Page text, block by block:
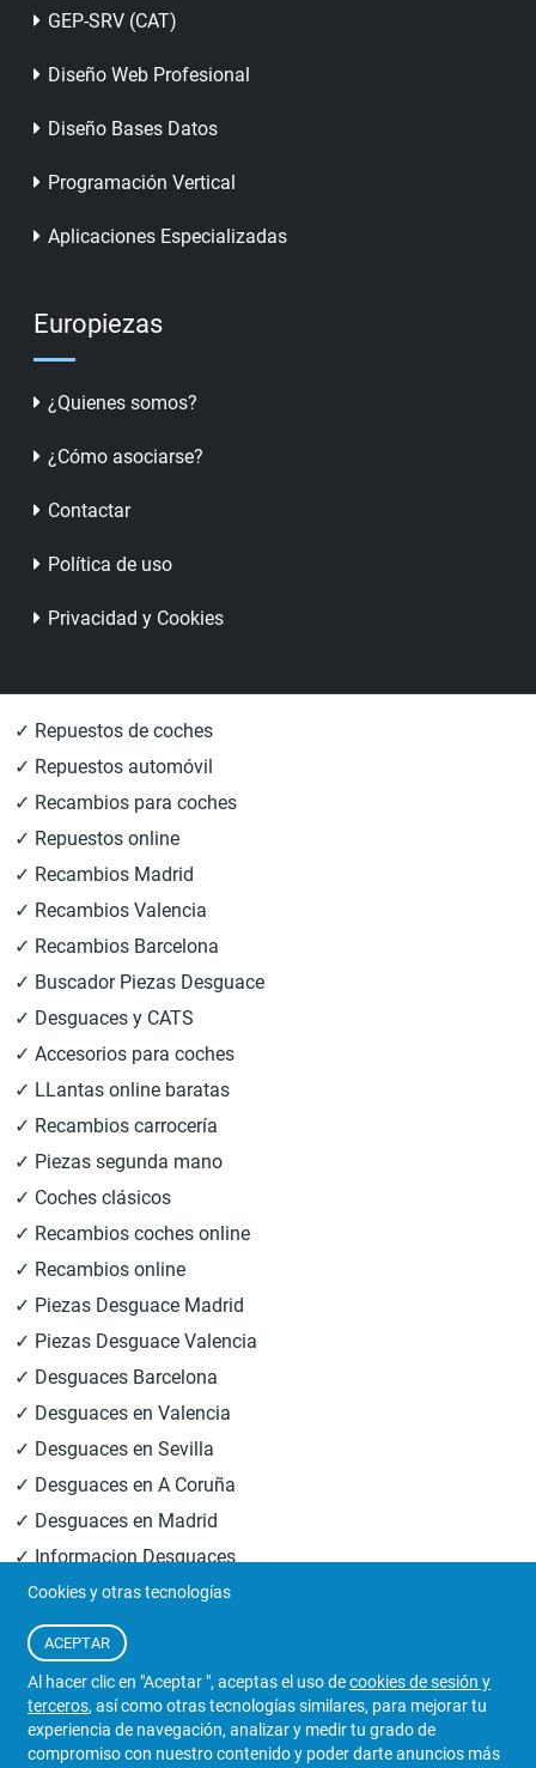
GEP-SRV (CAT)
Diseño Web Profesional
Diseño Bases Datos
Programación Vertical
Aplicaciones Especializadas
Europiezas
¿Quienes somos?
¿Cómo asociarse?
Contactar
Política de uso
Privacidad y Cookies
✓ Repuestos de coches
✓ Repuestos automóvil
✓ Recambios para coches
✓ Repuestos online
✓ Recambios Madrid
✓ Recambios Valencia
✓ Recambios Barcelona
✓ Buscador Piezas Desguace
✓ Desguaces y CATS
✓ Accesorios para coches
✓ LLantas online baratas
✓ Recambios carrocería
✓ Piezas segunda mano
✓ Coches clásicos
✓ Recambios coches online
✓ Recambios online
✓ Piezas Desguace Madrid
✓ Piezas Desguace Valencia
✓ Desguaces Barcelona
✓ Desguaces en Valencia
✓ Desguaces en Sevilla
✓ Desguaces en A Coruña
✓ Desguaces en Madrid
✓ Informacion Desguaces
© 2026Central Desguaces Europiezas
reservados.
Cookies y otras tecnologías
ACEPTAR
Al hacer clic en "Aceptar ", aceptas el uso decookies de sesión y
terceros, así como otras tecnologías similares, para mejorar tu
experiencia de navegación, analizar y medir tu grado de
compromiso con nuestro contenido y poder darte anuncios más